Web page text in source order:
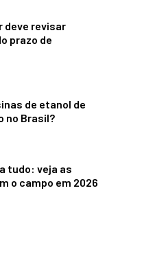
deve revisar
prazo de
de etanol de
no Brasil?
tudo: veja as
o campo em 2026